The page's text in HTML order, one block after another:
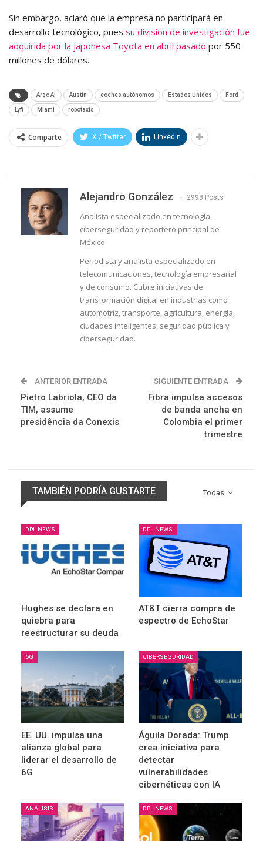
Sin embargo, aclaró que la empresa no participará en
desarrollo tecnológico, pues su división de investigación fue
adquirida por la japonesa Toyota en abril pasado por 550
millones de dólares.
Argo AI Austin coches autónomos Estados Unidos Ford
Lyft Miami robotaxis
Comparte X / Twitter Linkedin
Alejandro González 2998 Posts
Analista especializado en tecnología,
ciberseguridad y reportero principal de
México
Periodista y analista especializado en
telecomunicaciones, tecnología empresarial
y de consumo. Cubre iniciativas de
transformación digital en industrias como
automotriz, transporte, agricultura, energía,
ciudades inteligentes, seguridad pública y
ciberseguridad.
ANTERIOR ENTRADA
Pietro Labriola, CEO da
TIM, assume
presidência da Conexis
SIGUIENTE ENTRADA
Fibra impulsa accesos
de banda ancha en
Colombia el primer
trimestre
Todas
TAMBIÉN PODRÍA GUSTARTE
DPL NEWS
Hughes se declara en
quiebra para
reestructurar su deuda
DPL NEWS
AT&T cierra compra de
espectro de EchoStar
6G
EE. UU. impulsa una
alianza global para
liderar el desarrollo de
6G
CIBERSEGURIDAD
Águila Dorada: Trump
crea iniciativa para
detectar
vulnerabilidades
cibernéticas con IA
ANÁLISIS DPL NEWS